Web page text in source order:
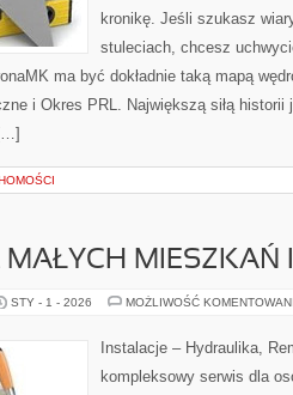
kronikę. Jeśli szukasz
stuleciach, chcesz
ma być dokładnie taką mapą
i Okres PRL. Największą siłą historii
MAŁYCH MIESZKAŃ
STY - 1 - 2026 MOŻLIWOŚĆ
Instalacje – Hydraulika,
kompleksowy serwis dla